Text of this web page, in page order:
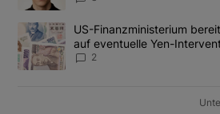
Ein Trendartikel mit dem Titel "US-
US-Finanzministerium
auf eventuelle Yen-
2